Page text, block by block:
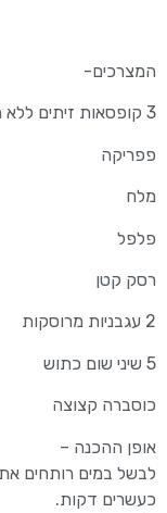
המצרכים-
3 קופסאות זיתים ללא חרצנים
פפריקה
מלח
פלפל
רסק קטן
2 עגבניות מרוסקות
5 שיני שום כתוש
כוסברה קצוצה
אופן ההכנה –
לבשל במים רותחים
כעשרים דקות.